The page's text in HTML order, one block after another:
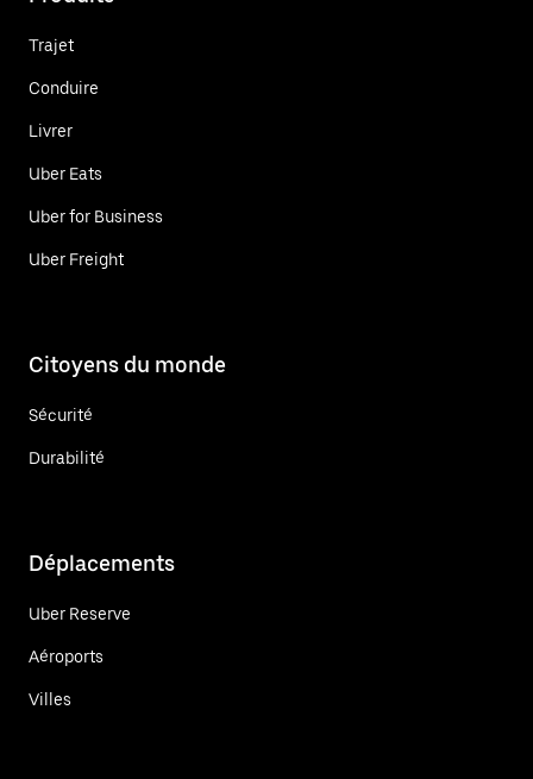
Trajet
Conduire
Livrer
Uber Eats
Uber for Business
Uber Freight
Citoyens du monde
Sécurité
Durabilité
Déplacements
Uber Reserve
Aéroports
Villes